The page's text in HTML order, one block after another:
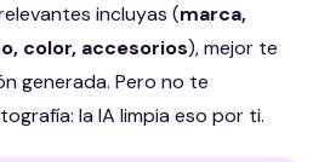
incluyas (marca,
color, accesorios), mejor te
generada. Pero no te
la IA limpia eso por ti.